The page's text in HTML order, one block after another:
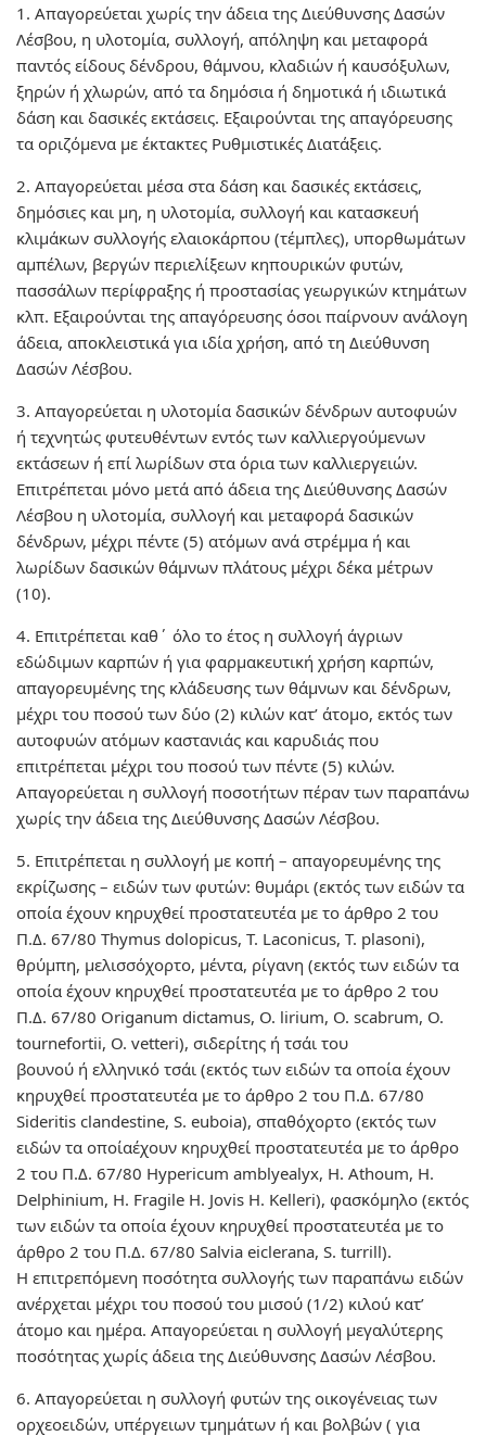
1. Απαγορεύεται χωρίς την άδεια της Διεύθυνσης Δασών
Λέσβου, η υλοτομία, συλλογή, απόληψη και μεταφορά
παντός είδους δένδρου, θάμνου, κλαδιών ή καυσόξυλων,
ξηρών ή χλωρών, από τα δημόσια ή δημοτικά ή ιδιωτικά
δάση και δασικές εκτάσεις. Εξαιρούνται της απαγόρευσης
τα οριζόμενα με έκτακτες Ρυθμιστικές Διατάξεις.
2. Απαγορεύεται μέσα στα δάση και δασικές εκτάσεις,
δημόσιες και μη, η υλοτομία, συλλογή και κατασκευή
κλιμάκων συλλογής ελαιοκάρπου (τέμπλες), υπορθωμάτων
αμπέλων, βεργών περιελίξεων κηπουρικών φυτών,
πασσάλων περίφραξης ή προστασίας γεωργικών κτημάτων
κλπ. Εξαιρούνται της απαγόρευσης όσοι παίρνουν ανάλογη
άδεια, αποκλειστικά για ιδία χρήση, από τη Διεύθυνση
Δασών Λέσβου.
3. Απαγορεύεται η υλοτομία δασικών δένδρων αυτοφυών
ή τεχνητώς φυτευθέντων εντός των καλλιεργούμενων
εκτάσεων ή επί λωρίδων στα όρια των καλλιεργειών.
Επιτρέπεται μόνο μετά από άδεια της Διεύθυνσης Δασών
Λέσβου η υλοτομία, συλλογή και μεταφορά δασικών
δένδρων, μέχρι πέντε (5) ατόμων ανά στρέμμα ή και
λωρίδων δασικών θάμνων πλάτους μέχρι δέκα μέτρων
(10).
4. Επιτρέπεται καθ΄ όλο το έτος η συλλογή άγριων
εδώδιμων καρπών ή για φαρμακευτική χρήση καρπών,
απαγορευμένης της κλάδευσης των θάμνων και δένδρων,
μέχρι του ποσού των δύο (2) κιλών κατ’ άτομο, εκτός των
αυτοφυών ατόμων καστανιάς και καρυδιάς που
επιτρέπεται μέχρι του ποσού των πέντε (5) κιλών.
Απαγορεύεται η συλλογή ποσοτήτων πέραν των παραπάνω
χωρίς την άδεια της Διεύθυνσης Δασών Λέσβου.
5. Επιτρέπεται η συλλογή με κοπή – απαγορευμένης της
εκρίζωσης – ειδών των φυτών: θυμάρι (εκτός των ειδών τα
οποία έχουν κηρυχθεί προστατευτέα με το άρθρο 2 του
Π.Δ. 67/80 Thymus dolopicus, T. Laconicus, T. plasoni),
θρύμπη, μελισσόχορτο, μέντα, ρίγανη (εκτός των ειδών τα
οποία έχουν κηρυχθεί προστατευτέα με το άρθρο 2 του
Π.Δ. 67/80 Origanum dictamus, O. lirium, O. scabrum, O.
tournefortii, O. vetteri), σιδερίτης ή τσάι του
βουνού ή ελληνικό τσάι (εκτός των ειδών τα οποία έχουν
κηρυχθεί προστατευτέα με το άρθρο 2 του Π.Δ. 67/80
Sideritis clandestine, S. euboia), σπαθόχορτο (εκτός των
ειδών τα οποίαέχουν κηρυχθεί προστατευτέα με το άρθρο
2 του Π.Δ. 67/80 Hypericum amblyealyx, H. Athoum, H.
Delphinium, H. Fragile H. Jovis H. Kelleri), φασκόμηλο (εκτός
των ειδών τα οποία έχουν κηρυχθεί προστατευτέα με το
άρθρο 2 του Π.Δ. 67/80 Salvia eiclerana, S. turrill).
Η επιτρεπόμενη ποσότητα συλλογής των παραπάνω ειδών
ανέρχεται μέχρι του ποσού του μισού (1/2) κιλού κατ’
άτομο και ημέρα. Απαγορεύεται η συλλογή μεγαλύτερης
ποσότητας χωρίς άδεια της Διεύθυνσης Δασών Λέσβου.
6. Απαγορεύεται η συλλογή φυτών της οικογένειας των
ορχεοειδών, υπέργειων τμημάτων ή και βολβών ( για